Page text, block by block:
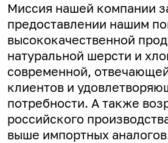
Миссия нашей компании
предоставлении нашим
высококачественной
натуральной шерсти и
современной,
клиентов и
потребности. А также
российского
выше импортных